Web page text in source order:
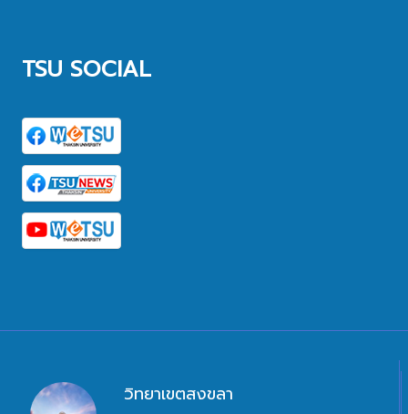
TSU SOCIAL
วิทยาเขตสงขลา